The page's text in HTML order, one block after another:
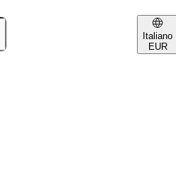
Italiano
EUR